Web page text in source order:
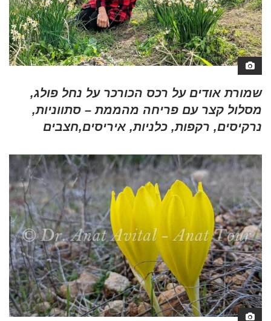
שמורת אודים על רכס הכורכר על נחל פולג,
מסלול קצר עם פריחה מהממת – סתווניות,
נרקיסים, רקפות, כלניות, איריסים,חצבים